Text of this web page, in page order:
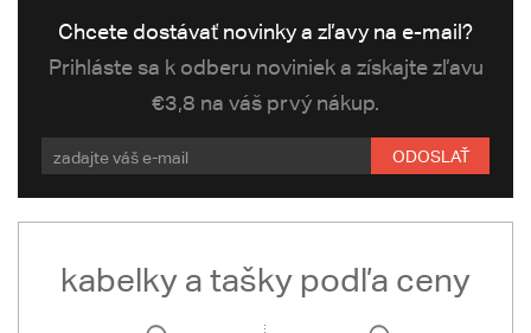
Chcete dostávať novinky a zľavy na e-mail?
Prihláste sa k odberu noviniek a získajte zľavu
€3,8 na váš prvý nákup.
ODOSLAŤ
kabelky a tašky podľa ceny